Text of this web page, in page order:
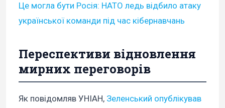
Це могла бути Росія: НАТО ледь відбило атаку
української команди під час кібернавчань
Переспективи відновлення
мирних переговорів
Як повідомляв УНІАН, Зеленський опублікував